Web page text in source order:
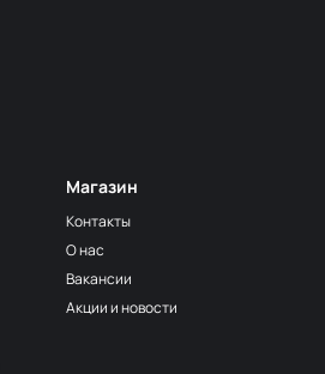
Магазин
Контакты
О нас
Вакансии
Акции и новости